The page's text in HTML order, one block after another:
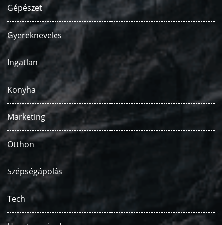
Gépészet
Gyereknevelés
Ingatlan
Konyha
Marketing
Otthon
Szépségápolás
Tech